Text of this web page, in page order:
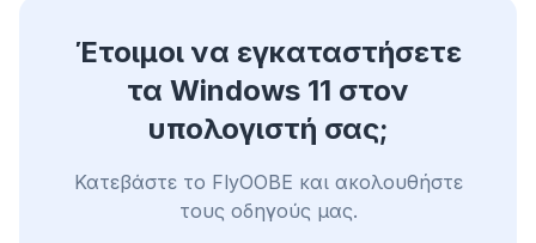
Έτοιμοι να εγκαταστήσετε
τα Windows 11 στον
υπολογιστή σας;
Κατεβάστε το FlyOOBE και ακολουθήστε
τους οδηγούς μας.